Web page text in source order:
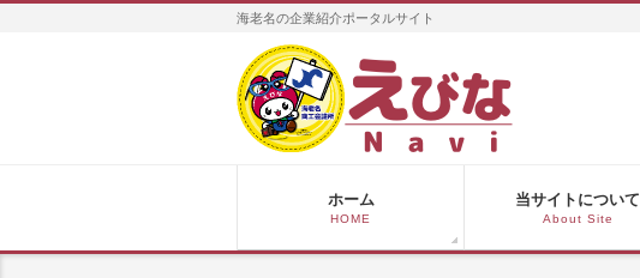
海老名の企業紹介ポータルサイト
ホーム
HOME
当サイトについて
About Site